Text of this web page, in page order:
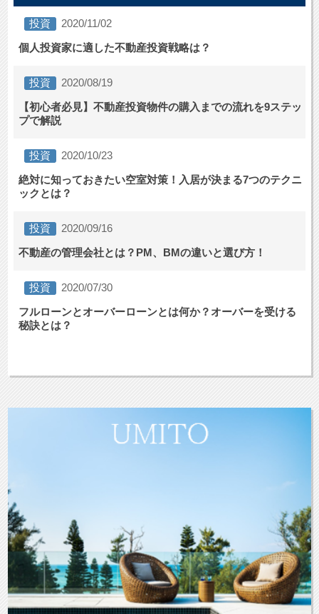
投資
2020/11/02
個人投資家に適した不動産投資戦略は？
投資
2020/08/19
【初心者必見】不動産投資物件の購入までの流れを9ステッ
プで解説
投資
2020/10/23
絶対に知っておきたい空室対策！入居が決まる7つのテクニ
ックとは？
投資
2020/09/16
不動産の管理会社とは？PM、BMの違いと選び方！
投資
2020/07/30
フルローンとオーバーローンとは何か？オーバーを受ける
秘訣とは？